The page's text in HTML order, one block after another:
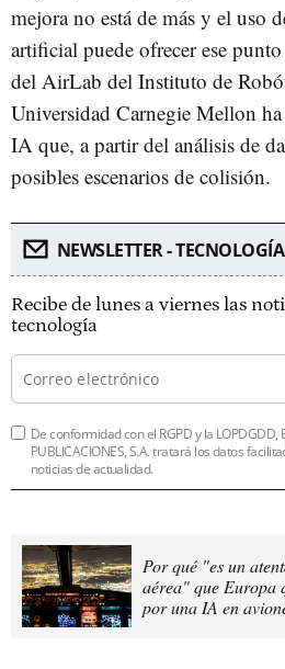
mejora no está de más y el uso
artificial puede ofrecer ese
del AirLab del Instituto de
Universidad Carnegie Mellon
IA que, a partir del análisis de
posibles escenarios de colisión.
NEWSLETTER - TECNOLOGÍA
Recibe de lunes a viernes las
tecnología
De conformidad con el RGPD y la LOPDGDD,
PUBLICACIONES, S.A. tratará los datos
noticias de actualidad.
Por qué "es un
aérea" que Europa
por una IA en